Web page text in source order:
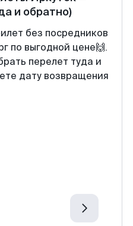
и обратно)
без посредников
по выгодной цене🙌.
перелет туда и
дату возвращения